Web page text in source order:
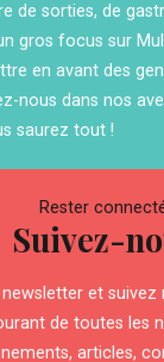
de sorties, de
gros focus sur
en avant des
nous dans nos
saurez tout !
Rester
Suivez-
et suivez
de toutes les
articles,